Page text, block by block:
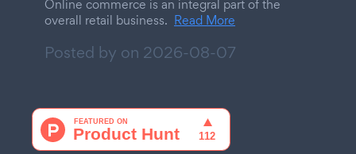
Online commerce is an integral part of the
overall retail business. Read More
Posted by on 2026-08-07